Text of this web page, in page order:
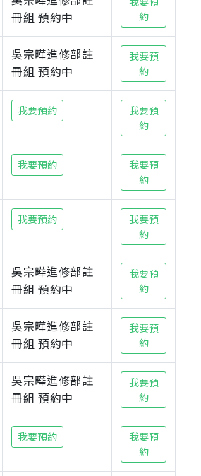
冊組 預約中
約
吳宗曄進修部註
冊組 預約中
我要預
約
我要預約
我要預
約
我要預約
我要預
約
我要預約
我要預
約
吳宗曄進修部註
冊組 預約中
我要預
約
吳宗曄進修部註
冊組 預約中
我要預
約
吳宗曄進修部註
冊組 預約中
我要預
約
我要預約
我要預
約